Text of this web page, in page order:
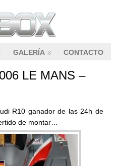
GALERÍA CONTACTO
LE MANS –
R10 ganador de las 24h de
de montar…